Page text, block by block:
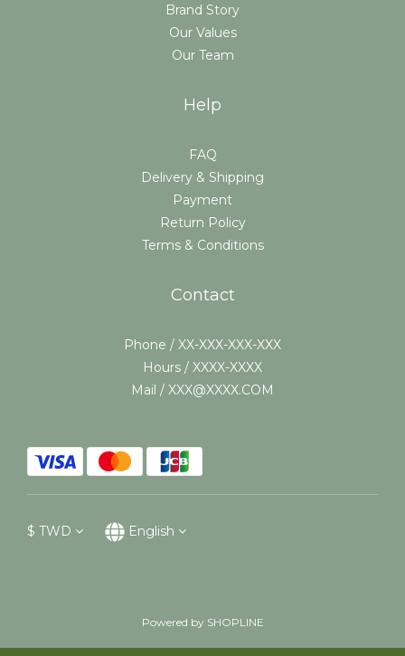
Brand Story
Our Values
Our Team
Help
FAQ
Delivery & Shipping
Payment
Return Policy
Terms & Conditions
Contact
Phone / XX-XXX-XXX-XXX
Hours / XXXX-XXXX
Mail / XXX@XXXX.COM
$ TWD English
Powered by SHOPLINE